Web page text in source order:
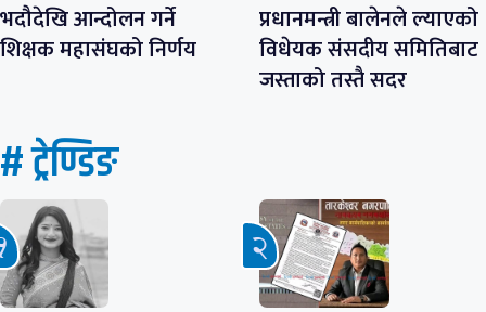
भदौदेखि आन्दोलन गर्ने
शिक्षक महासंघको निर्णय
प्रधानमन्त्री बालेनले ल्याएको
विधेयक संसदीय समितिबाट
जस्ताको तस्तै सदर
# ट्रेण्डिङ